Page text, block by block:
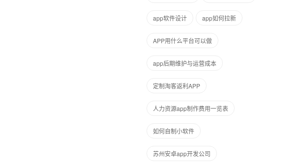
app软件设计 app如何拉新
APP用什么平台可以做
app后期维护与运营成本
定制淘客返利APP
人力资源app制作费用一览表
如何自制小软件
苏州安卓app开发公司